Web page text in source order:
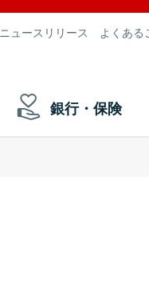
ニュースリリース よくある
銀行・保険